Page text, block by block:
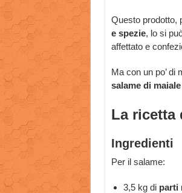
Questo prodotto,
e spezie, lo si
affettato e
Ma con un po’
salame di
La ricetta
Ingredienti
Per il salame:
3,5 kg di parti